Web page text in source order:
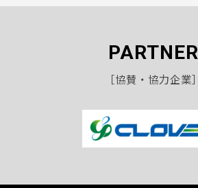
PARTNER
［協賛・協力企業］